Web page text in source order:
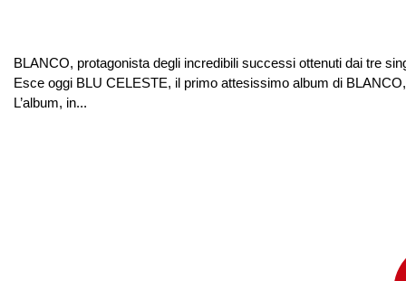
BLANCO, protagonista degli incredibili successi ottenuti dai tre
Esce oggi BLU CELESTE, il primo attesissimo album di
L’album, in...